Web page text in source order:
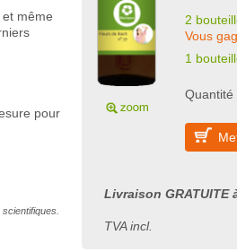
même
pour
2
Vous
1
Quantité
Livraison GRATUITE
TVA incl.